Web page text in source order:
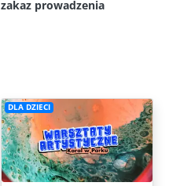
zakaz prowadzenia
DLA DZIECI